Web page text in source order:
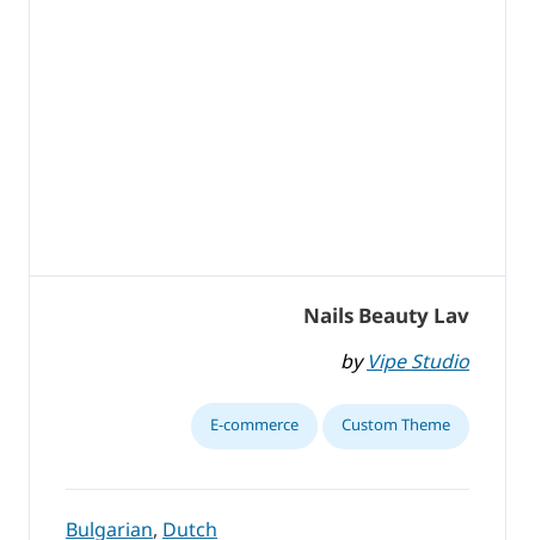
Nails Beauty Lav
byVipe Studio
Custom Theme
E-commerce
Bulgarian,Dutch